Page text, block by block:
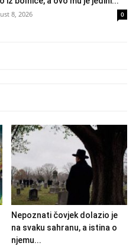
8, 2026 0
Nepoznati čovjek dolazio je
na svaku sahranu, a istina o
njemu...